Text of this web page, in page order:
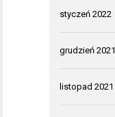
styczeń 2022
grudzień 2021
listopad 2021